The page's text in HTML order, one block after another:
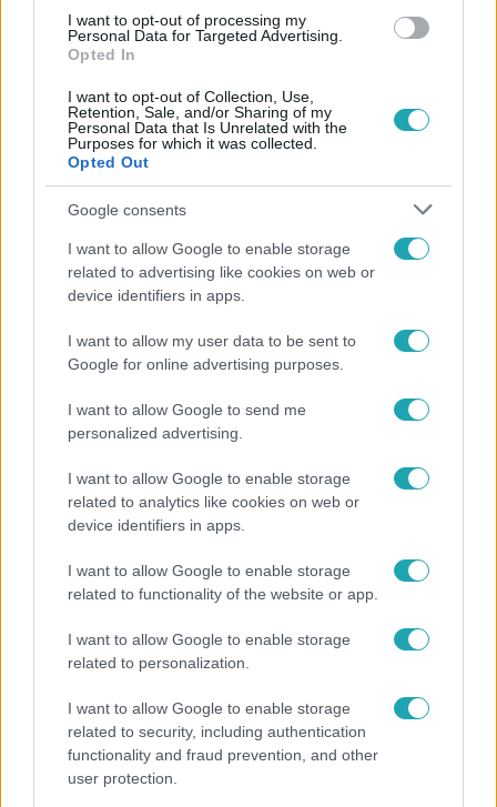
I want to opt-out of processing my
Personal Data for Targeted Advertising.
Opted In
I want to opt-out of Collection, Use,
Retention, Sale, and/or Sharing of my
Personal Data that Is Unrelated with the
Purposes for which it was collected.
Opted Out
Google consents
I want to allow Google to enable storage
related to advertising like cookies on web or
device identifiers in apps.
I want to allow my user data to be sent to
Google for online advertising purposes.
I want to allow Google to send me
personalized advertising.
I want to allow Google to enable storage
related to analytics like cookies on web or
device identifiers in apps.
I want to allow Google to enable storage
related to functionality of the website or app.
I want to allow Google to enable storage
related to personalization.
I want to allow Google to enable storage
related to security, including authentication
functionality and fraud prevention, and other
user protection.
Követem
BULVÁR #OROSZLÁN SZONJA #SZABÓ GYŐZŐ
CSILLAG SZÜLETIK #VALAMI AMERIKA
HERENDI GÁBOR
Népszerű